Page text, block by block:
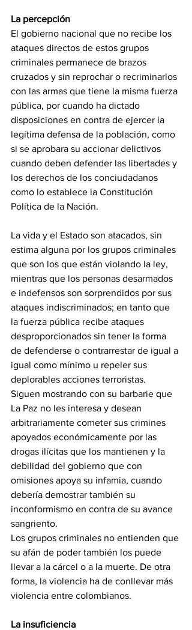
La percepción
El gobierno nacional que no recibe los
ataques directos de estos grupos
criminales permanece de brazos
cruzados y sin reprochar o recriminarlos
con las armas que tiene la misma fuerza
pública, por cuando ha dictado
disposiciones en contra de ejercer la
legítima defensa de la población, como
si se aprobara su accionar delictivos
cuando deben defender las libertades y
los derechos de los conciudadanos
como lo establece la Constitución
Política de la Nación.
La vida y el Estado son atacados, sin
estima alguna por los grupos criminales
que son los que están violando la ley,
mientras que los personas desarmados
e indefensos son sorprendidos por sus
ataques indiscriminados; en tanto que
la fuerza pública recibe ataques
desproporcionados sin tener la forma
de defenderse o contrarrestar de igual a
igual como mínimo u repeler sus
deplorables acciones terroristas.
Siguen mostrando con su barbarie que
La Paz no les interesa y desean
arbitrariamente cometer sus crimines
apoyados económicamente por las
drogas ilícitas que los mantienen y la
debilidad del gobierno que con
omisiones apoya su infamia, cuando
debería demostrar también su
inconformismo en contra de su avance
sangriento.
Los grupos criminales no entienden que
su afán de poder también los puede
llevar a la cárcel o a la muerte. De otra
forma, la violencia ha de conllevar más
violencia entre colombianos.
La insuficiencia